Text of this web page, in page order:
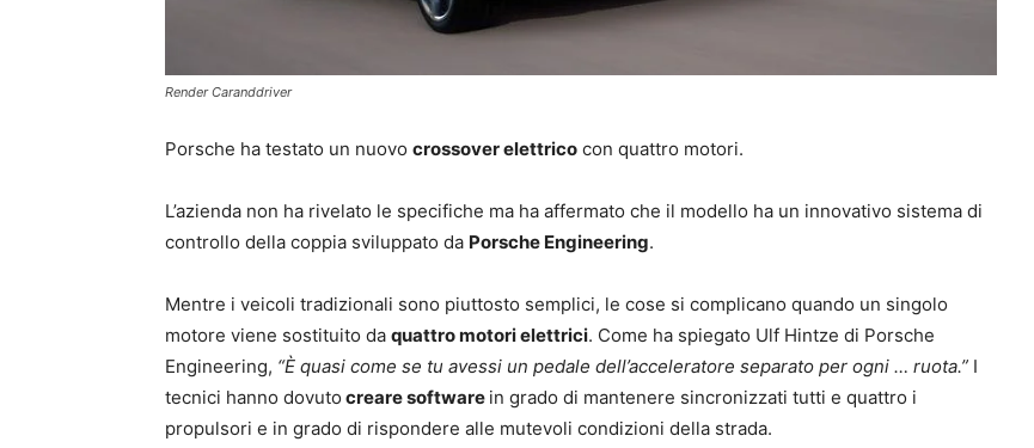
Render Caranddriver
Porsche ha testato un nuovo crossover elettrico con quattro motori.
L’azienda non ha rivelato le specifiche ma ha affermato che il modello ha un innovativo sistema di
controllo della coppia sviluppato da Porsche Engineering.
Mentre i veicoli tradizionali sono piuttosto semplici, le cose si complicano quando un singolo
motore viene sostituito da quattro motori elettrici. Come ha spiegato Ulf Hintze di Porsche
Engineering, “È quasi come se tu avessi un pedale dell’acceleratore separato per ogni … ruota.” I
tecnici hanno dovuto creare software in grado di mantenere sincronizzati tutti e quattro i
propulsori e in grado di rispondere alle mutevoli condizioni della strada.